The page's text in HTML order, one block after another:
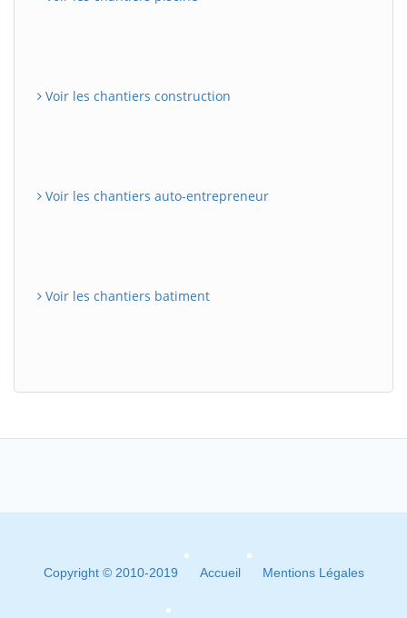
Voir les chantiers construction
Voir les chantiers auto-entrepreneur
Voir les chantiers batiment
Copyright © 2010-2019 Accueil Mentions Légales